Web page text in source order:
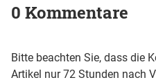
0 Kommentare
Bitte beachten Sie, dass die
Artikel nur 72 Stunden nach